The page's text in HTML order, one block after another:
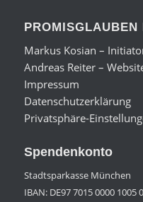
PROMISGLAUBEN
Markus Kosian –
Andreas Reiter –
Impressum
Datenschutzerklärung
Privatsphäre-
Spendenkonto
Stadtsparkasse München
IBAN: DE97 7015 0000 1005